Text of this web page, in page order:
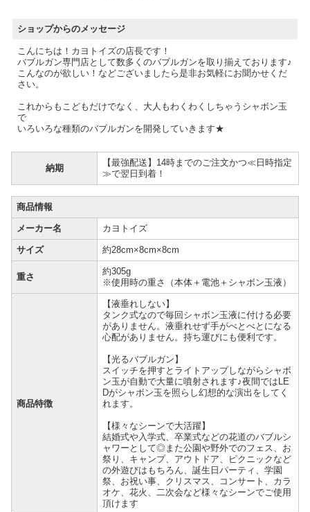
ショップからのメッセージ
こんにちは！カヨトイズの店長です！
バブルガン専門店として数多くのバブルガンを取り揃えております♪
こんなのが欲しい！などございましたら是非お気軽にお聞かせくだ
さい。
これからもこどもだけでなく、大人もわくわくしちゃうシャボン玉
で
いろいろな種類のバブルガンを開発していきます★
納期
【最強配送】14時までのご注文かつ≪日時指定
≫で翌日到着！
商品情報
メーカー名 カヨトイズ
サイズ 約28cm×8cm×8cm
重さ
約305g
※使用時の重さ（本体＋電池＋シャボン玉液）
商品特徴
【液垂れしない】
タンク式なので毎回シャボン玉液に付ける必要
がありません。液垂れせず手がべとべとになる
心配がありません。持ち運びにも便利です。
【光るバブルガン】
スイッチを押すとライトアップしながらシャボ
ン玉が自動で大量に噴射されます♪夜間ではLE
Dがシャボン玉を照らし幻想的な演出をしてく
れます。
【様々なシーンで大活躍】
結婚式や入学式、卒業式などの花道のバブルシ
ャワーとして◎また公園や野外でのフェス、お
祭り、キャンプ、アウトドア、ピクニックなど
の外遊びはもちろん、誕生日パーティ、学園
祭、お祝い事、クリスマス、コンサート、カラ
オケ、花火、二次会など様々なシーンでご使用
頂けます